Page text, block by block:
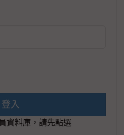
登入
資料庫，請先點選